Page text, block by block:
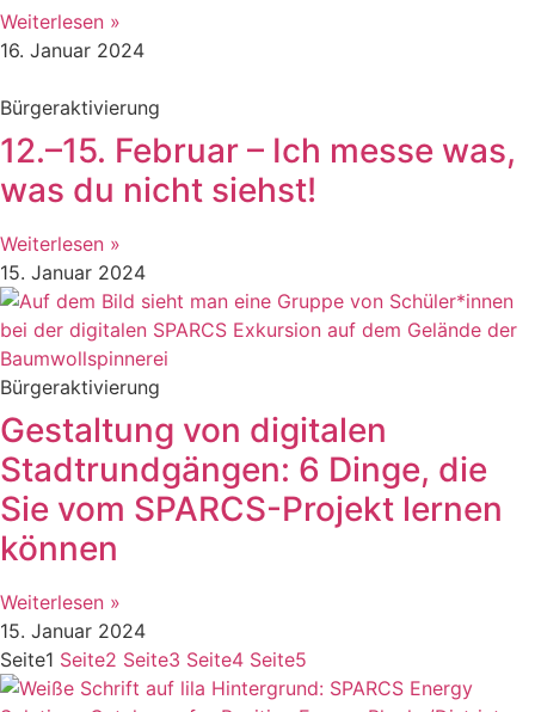
Weiterlesen »
16. Januar 2024
Bürgeraktivierung
12.–15. Februar – Ich messe was,
was du nicht siehst!
Weiterlesen »
15. Januar 2024
Bürgeraktivierung
Gestaltung von digitalen
Stadtrundgängen: 6 Dinge, die
Sie vom SPARCS-Projekt lernen
können
Weiterlesen »
15. Januar 2024
Seite1 Seite2 Seite3 Seite4 Seite5